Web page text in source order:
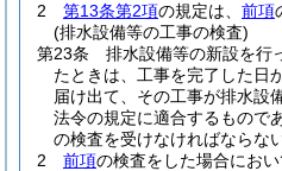
2
第13条第2項の規定は、 前項
(排水設備等の工事の検査)
第23条
排水設備等の新設を行
たときは、工事を完了した日
届け出て、その工事が排水設
法令の規定に適合するもので
の検査を受けなければならない
2
前項の検査をした場合にお